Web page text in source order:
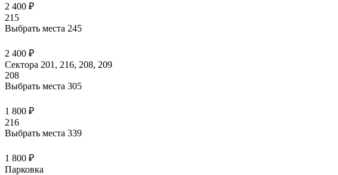
2 400 ₽
215
Выбрать места 245
2 400 ₽
Сектора 201, 216, 208, 209
208
Выбрать места 305
1 800 ₽
216
Выбрать места 339
1 800 ₽
Парковка